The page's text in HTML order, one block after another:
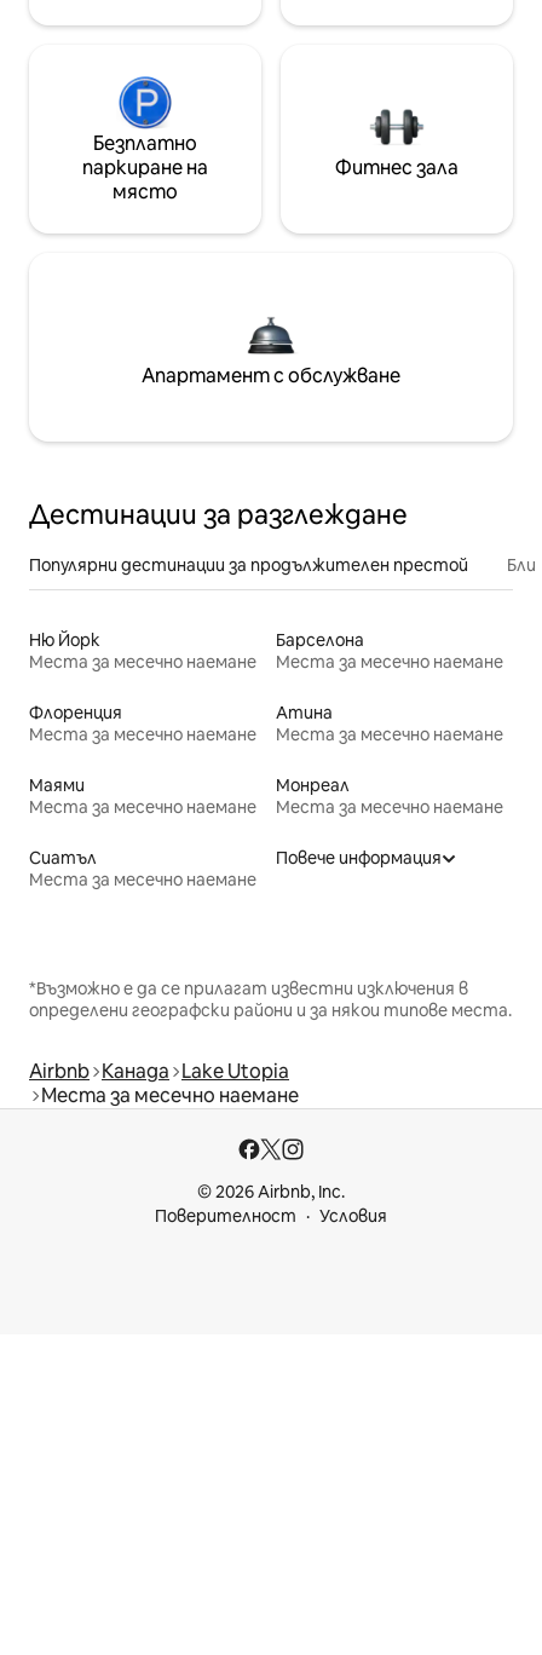
Безплатно
паркиране на
място
Фитнес зала
Апартамент с обслужване
Дестинации за разглеждане
Популярни дестинации за продължителен престой
Ню Йорк
Места за месечно наемане
Барселона
Места за месечно наемане
Флоренция
Места за месечно наемане
Атина
Места за месечно наемане
Маями
Места за месечно наемане
Монреал
Места за месечно наемане
Сиатъл
Места за месечно наемане
Повече информация
*Възможно е да се прилагат известни изключения в
определени географски райони и за някои типове места.
Airbnb Канада Lake Utopia
Места за месечно наемане
© 2026 Airbnb, Inc.
Поверителност
Условия